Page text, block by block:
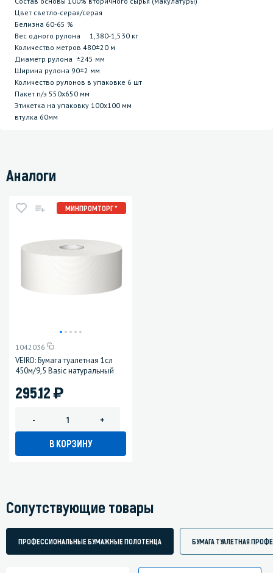
Цвет светло-серая/серая
Белизна 60-65 %
Вес одного рулона 1,380-1,530 кг
Количество метров 480±20 м
Диаметр рулона ±245 мм
Ширина рулона 90±2 мм
Количество рулонов в упаковке 6 шт
Пакет п/э 550х650 мм
Этикетка на упаковку 100х100 мм
втулка 60мм
Аналоги
МИНПРОМТОРГ *
1042036
VEIRO: Бумага туалетная 1сл
450м/9,5 Basic натуральный
295.12)
- +
В КОРЗИНУ
Сопутствующие товары
ПРОФЕССИОНАЛЬНЫЕ БУМАЖНЫЕ ПОЛОТЕНЦА БУМАГА ТУАЛЕТНАЯ